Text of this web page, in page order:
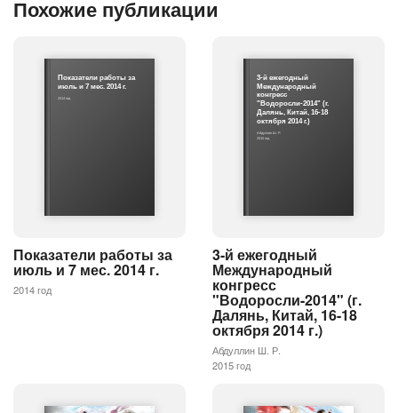
Похожие публикации
Показатели работы за
июль и 7 мес. 2014 г.
2014 год
Показатели работы за
июль и 7 мес. 2014 г.
2014 год
3-й ежегодный
Международный
конгресс
"Водоросли-2014" (г.
Далянь, Китай, 16-18
октября 2014 г.)
Абдуллин Ш. Р.
2015 год
3-й ежегодный
Международный
конгресс
"Водоросли-2014" (г.
Далянь, Китай, 16-18
октября 2014 г.)
Абдуллин Ш. Р.
2015 год